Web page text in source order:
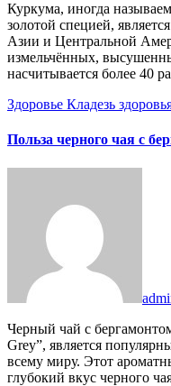
Куркума, иногда называемая индийским шафраном или
золотой специей,
Азии и Центральной
измельчённых,
насчитывается более 40
Здоровье Кладезь
Польза черного чая с
Черный чай с бергамонтом, также известный как “чай Earl
Grey”, является
всему миру. Этот
глубокий вкус черного